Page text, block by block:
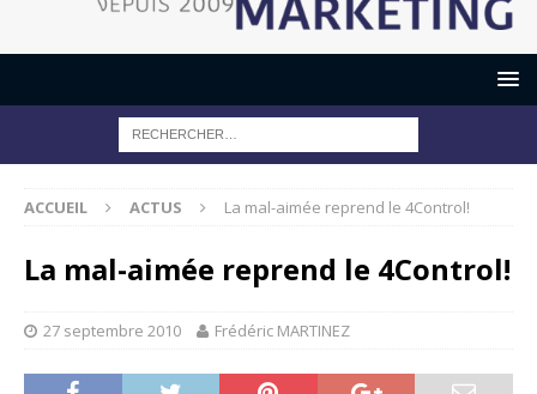
ACCUEIL ACTUS La mal-aimée reprend le 4Control!
La mal-aimée reprend le 4Control!
27 septembre 2010 Frédéric MARTINEZ